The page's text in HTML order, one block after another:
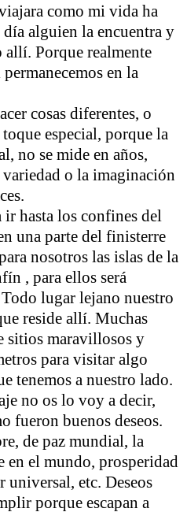
como mi vida ha
alguien la encuentra y
allí. Porque realmente
en la
cosas diferentes, o
especial, porque la
no se mide en años,
o la imaginación
hasta los confines del
una parte del finisterre
nosotros las islas de la
, para ellos será
lugar lejano nuestro
reside allí. Muchas
sitios maravillosos y
para visitar algo
tenemos a nuestro lado.
no os lo voy a decir,
fueron buenos deseos.
de paz mundial, la
en el mundo, prosperidad
universal, etc. Deseos
porque escapan a